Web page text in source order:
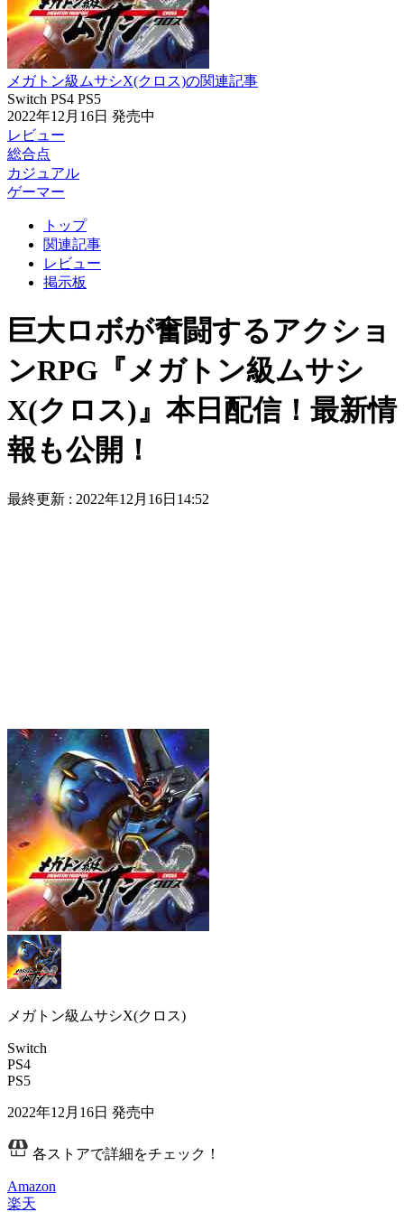
メガトン級ムサシX(クロス)の関連記事
Switch PS4 PS5
2022年12月16日 発売中
レビュー
総合点
カジュアル
ゲーマー
トップ
関連記事
レビュー
掲示板
巨大ロボが奮闘するアクショ
ンRPG『メガトン級ムサシ
X(クロス)』本日配信！最新情
報も公開！
最終更新 : 2022年12月16日14:52
メガトン級ムサシX(クロス)
Switch
PS4
PS5
2022年12月16日 発売中
各ストアで詳細をチェック！
Amazon
楽天